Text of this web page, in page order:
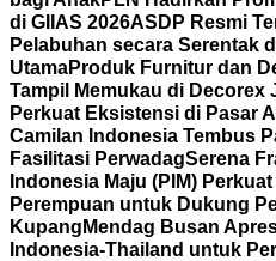
di GIIAS 2026ASDP Resmi
Pelabuhan secara Serentak
UtamaProduk Furnitur dan
Tampil Memukau di Decorex
Perkuat Eksistensi di Pasar
Camilan Indonesia Tembus
Fasilitasi PerwadagSerena
Indonesia Maju (PIM)
Perempuan untuk Dukung
Kupang Mendag Busan
Indonesia-Thailand untuk